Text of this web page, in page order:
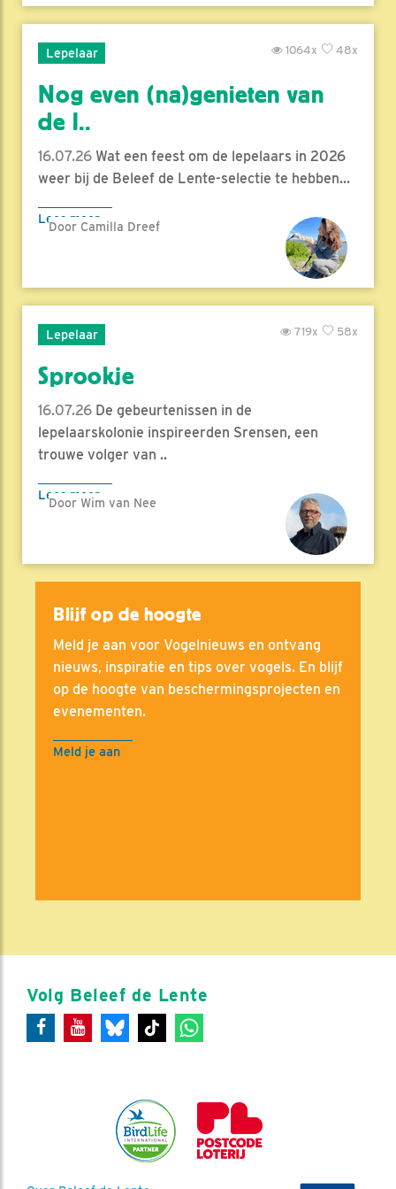
Lepelaar 48x
1064x
Nog even (na)genieten van
de l..
16.07.26 Wat een feest om de lepelaars in 2026
weer bij de Beleef de Lente-selectie te hebben...
Lees meer
Door Camilla Dreef
Lepelaar 58x
719x
Sprookje
16.07.26 De gebeurtenissen in de
lepelaarskolonie inspireerden Srensen, een
trouwe volger van ..
Lees meer
Door Wim van Nee
Blijf op de hoogte
Meld je aan voor Vogelnieuws en ontvang
nieuws, inspiratie en tips over vogels. En blijf
op de hoogte van beschermingsprojecten en
evenementen.
Meld je aan
Volg Beleef de Lente